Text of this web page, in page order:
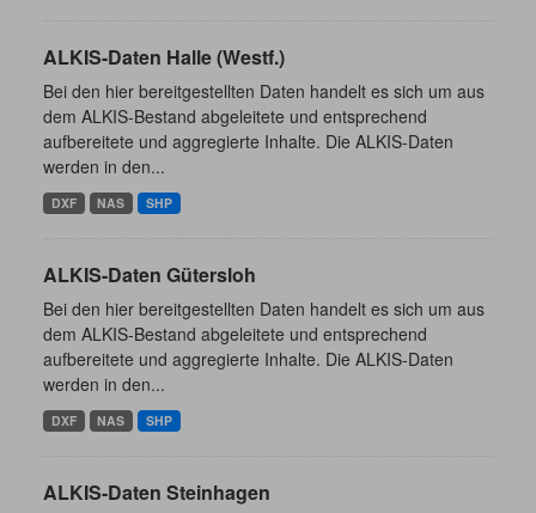
ALKIS-Daten Halle (Westf.)
Bei den hier bereitgestellten Daten handelt es sich um aus
dem ALKIS-Bestand abgeleitete und entsprechend
aufbereitete und aggregierte Inhalte. Die ALKIS-Daten
werden in den...
DXF NAS SHP
ALKIS-Daten Gütersloh
Bei den hier bereitgestellten Daten handelt es sich um aus
dem ALKIS-Bestand abgeleitete und entsprechend
aufbereitete und aggregierte Inhalte. Die ALKIS-Daten
werden in den...
DXF NAS SHP
ALKIS-Daten Steinhagen